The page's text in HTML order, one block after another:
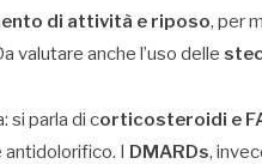
di attività e riposo, per
valutare anche l’uso delle
si parla di corticosteroidi e
antidolorifico. I DMARDs,